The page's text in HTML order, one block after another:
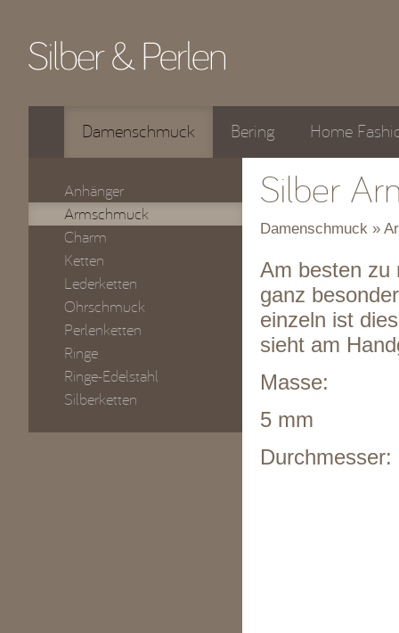
Damenschmuck Bering Home
Anhänger
Armschmuck
Charm
Ketten
Lederketten
Ohrschmuck
Perlenketten
Ringe
Ringe-Edelstahl
Silberketten
Silber
Damenschmuck »
Am besten zu
ganz
einzeln ist
sieht am
Masse:
5 mm
Durchmesser: